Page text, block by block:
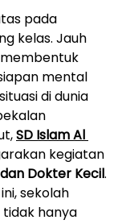
pada
kelas. Jauh
mental
di dunia
SD Islam Al
kegiatan
Dokter Kecil.
sekolah
hanya